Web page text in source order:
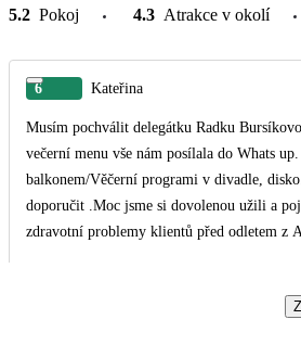
5.2 Pokoj 4.3 Atrakce v okolí
6 Kateřina
Musím pochválit delegátku Radku
večerní menu vše nám posílala do Whats up. dovolená na lodi Costa
balkonem/Věčerní programi v divadle,
doporučit .Moc jsme si dovolenou užili a
zdravotní problemy klientů před odletem z